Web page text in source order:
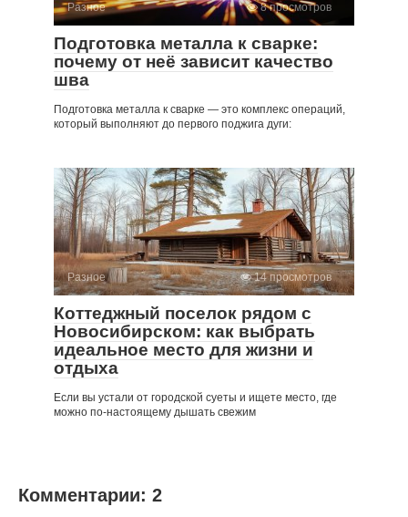
Разное 8 просмотров
Подготовка металла к сварке:
почему от неё зависит качество
шва
Подготовка металла к сварке — это комплекс операций,
который выполняют до первого поджига дуги:
Разное 14 просмотров
Коттеджный поселок рядом с
Новосибирском: как выбрать
идеальное место для жизни и
отдыха
Если вы устали от городской суеты и ищете место, где
можно по-настоящему дышать свежим
Комментарии: 2